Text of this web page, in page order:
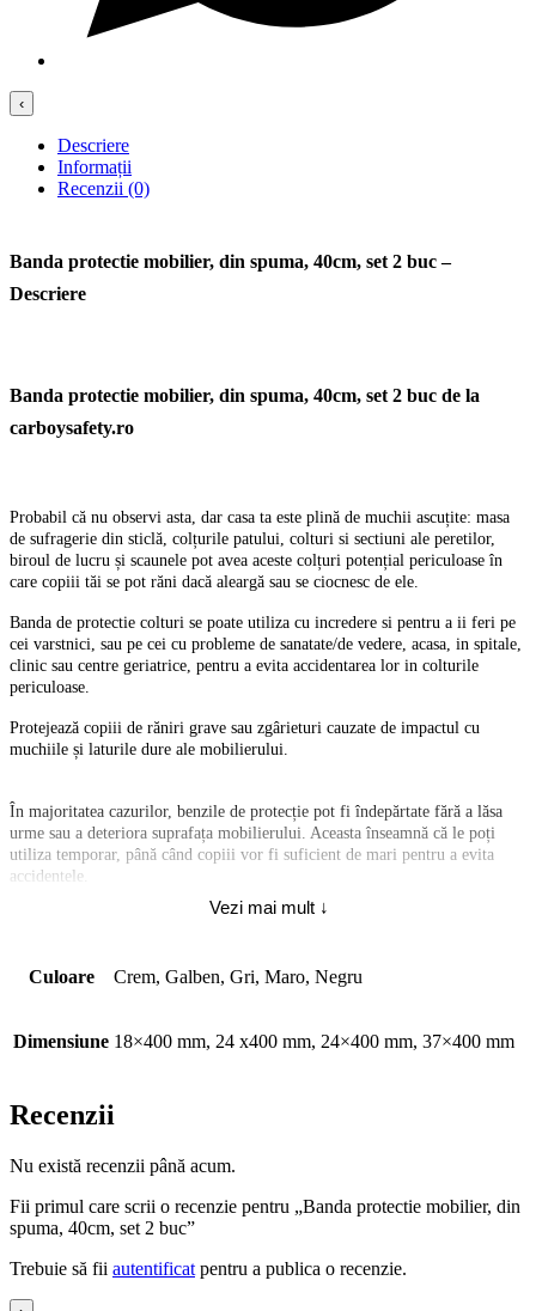
‹
Descriere
Informații
Recenzii (0)
Banda protectie mobilier, din spuma, 40cm, set 2 buc –
Descriere
Banda protectie mobilier, din spuma, 40cm, set 2 buc de la
carboysafety.ro
Probabil că nu observi asta, dar casa ta este plină de muchii ascuțite: masa
de sufragerie din sticlă, colțurile patului, colturi si sectiuni ale peretilor,
biroul de lucru și scaunele pot avea aceste colțuri potențial periculoase în
care copiii tăi se pot răni dacă aleargă sau se ciocnesc de ele.
Banda de protectie colturi se poate utiliza cu incredere si pentru a ii feri pe
cei varstnici, sau pe cei cu probleme de sanatate/de vedere, acasa, in spitale,
clinic sau centre geriatrice, pentru a evita accidentarea lor in colturile
periculoase.
Protejează copiii de răniri grave sau zgârieturi cauzate de impactul cu
muchiile și laturile dure ale mobilierului.
În majoritatea cazurilor, benzile de protecție pot fi îndepărtate fără a lăsa
urme sau a deteriora suprafața mobilierului. Aceasta înseamnă că le poți
utiliza temporar, până când copiii vor fi suficient de mari pentru a evita
accidentele.
Ideale pentru mesele rotunde sau patrate, adaptabila la aproape orice forma
Banda de protectie pentru muchii, set 2 buc, poate fi instalata pe picioarele
gradinita, loc de joaca, sala de sport, si alte locuri destinate copiilor si nu
NBR, fiind moale, non-toxica.
mare elasticitate și moliciune, astfel încât să poată absorbi o forță de impact
Protectoarele pentru muchiile mobilierelor si a altor muchii au o suprafata
rupere.
Vezi mai mult ↓
Culoare Crem, Galben, Gri, Maro, Negru
Dimensiune 18×400 mm, 24 x400 mm, 24×400 mm, 37×400 mm
Recenzii
Nu există recenzii până acum.
Fii primul care scrii o recenzie pentru „Banda protectie mobilier, din
spuma, 40cm, set 2 buc”
Trebuie să fii autentificat pentru a publica o recenzie.